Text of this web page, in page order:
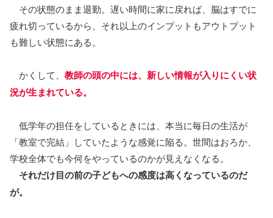
その状態のまま退勤。遅い時間に家に戻れば、脳はすでに
疲れ切っているから、それ以上のインプットもアウトプット
も難しい状態にある。
かくして、 教師の頭の中には、新しい情報が入りにくい状
況が生まれている。
低学年の担任をしているときには、本当に毎日の生活が
「教室で完結」していたような感覚に陥る。世間はおろか、
学校全体でも今何をやっているのかが見えなくなる。
それだけ目の前の子どもへの感度は高くなっているのだ
が。